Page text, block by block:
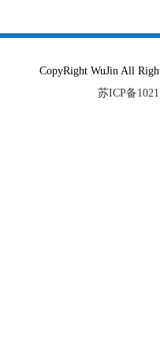
CopyRight WuJin All
苏ICP备